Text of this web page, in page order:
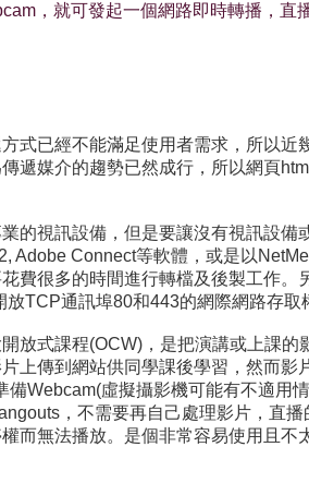
，就可發起一個網路即時轉播，直
式已經不能滿足使用者需求，所以
遞媒介的趨勢已然成行，所以網頁
的視訊設備，但是要讓沒有視訊設
Adobe Connect等軟體，或是以
費很多的時間進行轉檔及後製工作
TCP通訊埠80和443的網際網路存取
式課程(OCW)，是把演講或上課的
上傳到網站供同學課後學習，然而影
Webcam(虛擬攝影機可能有不適用
，不需要再自己處理影片，直
而無法播放。是個非常容易使用且